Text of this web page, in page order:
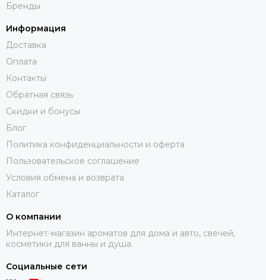
Бренды
Информация
Доставка
Оплата
Контакты
Обратная связь
Скидки и бонусы
Блог
Политика конфиденциальности и оферта
Пользовательское соглашение
Условия обмена и возврата
Каталог
О компании
Интернет-магазин ароматов для дома и авто, свечей,
косметики для ванны и душа.
Социальные сети